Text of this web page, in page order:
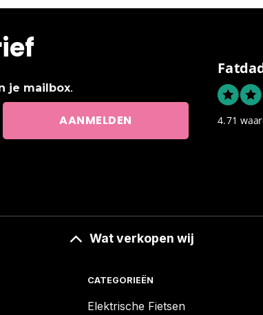
je mailbox.
4.71
Wat verkopen wij
CATEGORIEËN
Elektrische Fietsen